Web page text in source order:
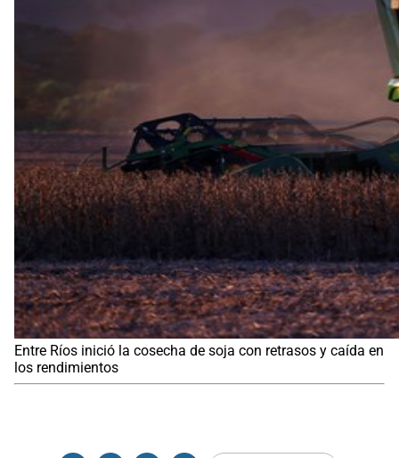
Entre Ríos inició la cosecha de soja con retrasos y caída en
los rendimientos